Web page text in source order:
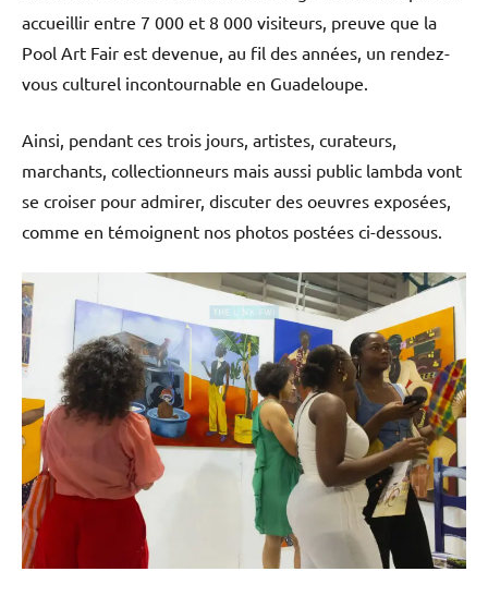
accueillir entre 7 000 et 8 000 visiteurs, preuve que la
Pool Art Fair est devenue, au fil des années, un rendez-
vous culturel incontournable en Guadeloupe.
Ainsi, pendant ces trois jours, artistes, curateurs,
marchants, collectionneurs mais aussi public lambda vont
se croiser pour admirer, discuter des oeuvres exposées,
comme en témoignent nos photos postées ci-dessous.